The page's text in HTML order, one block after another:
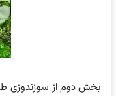
بخش دوم از سوزندوزی